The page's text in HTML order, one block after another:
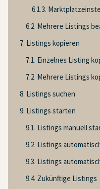
6.1.3.
6.2. Mehrere Listings
7. Listings kopieren
7.1. Einzelnes Listing
7.2. Mehrere Listings
8. Listings suchen
9. Listings starten
9.1. Listings manuell
9.2. Listings
9.3. Listings
9.4. Zukünftige Listings